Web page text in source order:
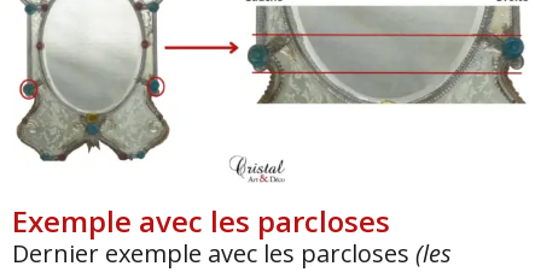
Exemple avec les parcloses
Dernier exemple avec les parcloses (les